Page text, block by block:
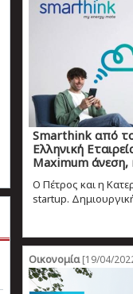
Smarthink από
Ελληνική
Maximum
Ο Πέτρος και η
startup.
Οικονομία[19/04/